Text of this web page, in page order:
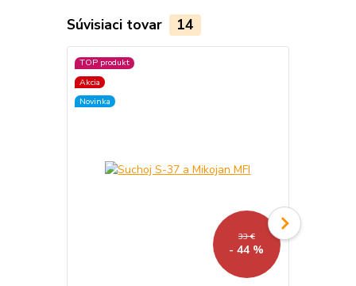
Súvisiaci tovar 14
TOP produkt
Akcia
Novinka
33 €
- 44 %